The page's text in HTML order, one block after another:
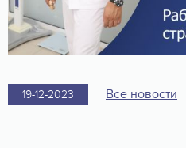
19-12-2023 Все новости